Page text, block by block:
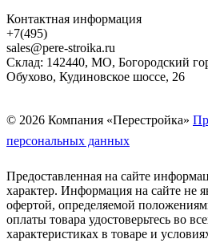
Контактная информация
+7(495)
sales@pere-stroika.ru
Склад: 142440, МО, Богородский
Обухово, Кудиновское шоссе, 26
© 2026 Компания «Перестройка»
персональных данных
Предоставленная на сайте
характер. Информация на сайте не
офертой, определяемой
оплаты товара удостоверьтесь во
характеристиках в товаре и